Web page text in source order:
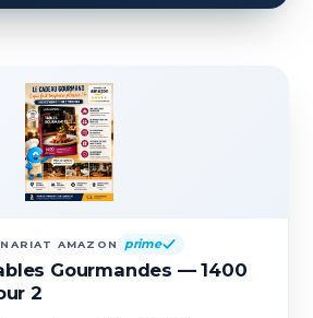
AMAZON prime
Gourmandes — 1400
2